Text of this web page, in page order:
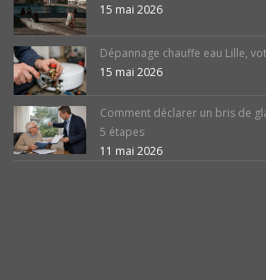
15 mai 2026
Dépannage chauffe eau Lille,
15 mai 2026
Comment déclarer un bris de
5 étapes
11 mai 2026